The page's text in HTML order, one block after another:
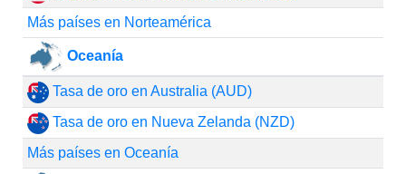
Más países en Norteamérica
Oceanía
Tasa de oro en Australia (AUD)
Tasa de oro en Nueva Zelanda (NZD)
Más países en Oceanía